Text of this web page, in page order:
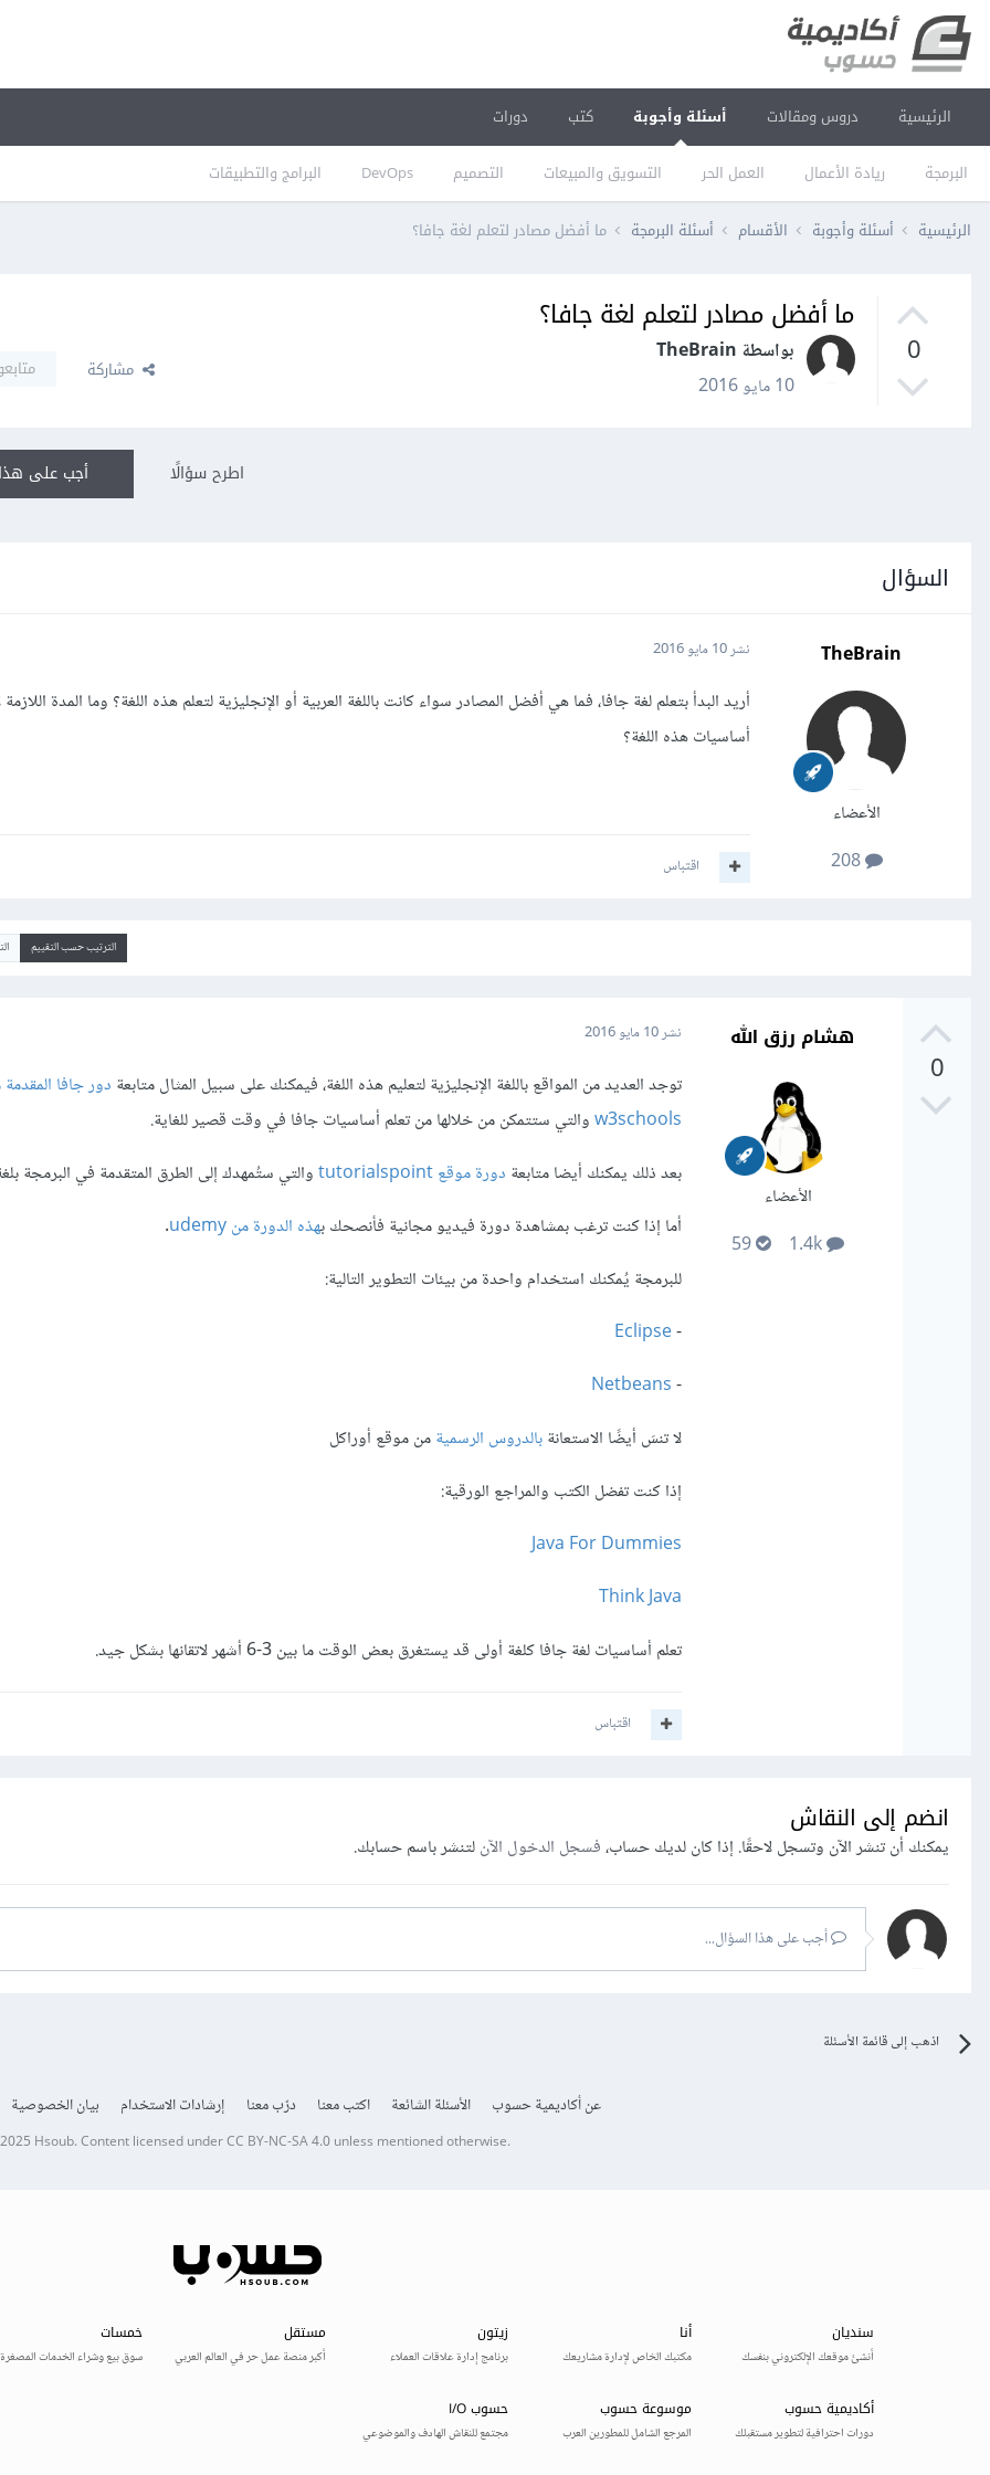
الرئيسية دروس ومقالات أسئلة وأجوبة
البرمجة ريادة الأعمال العمل الحر التسويق والمبيعات التصميم DevOps البرامج والتطبيقات
كتب دورات
الرئيسية أسئلة وأجوبة الأقسام أسئلة البرمجة ما أفضل مصادر لتعلم لغة جافا؟
0
ما أفضل مصادر لتعلم لغة جافا؟
بواسطة TheBrain
10 مايو 2016
مشاركة
أجب على اطرح سؤالًا
السؤال
TheBrain
الأعضاء
208
نشر10 مايو 2016
أريد البدأ بتعلم لغة جافا، فما هي أفضل المصادر سواء كانت باللغة العربية أو الإنجليزية لتعلم هذه اللغة؟ وما المدة
أساسيات هذه اللغة؟
اقتباس
الترتيب حسب التقييم
0
هشام رزق الله
الأعضاء
نشر10 مايو 2016
توجد العديد من المواقع باللغة الإنجليزية لتعليم هذه اللغة، فيمكنك على سبيل المثال متابعة دور جافا
w3schoolsوالتي ستتمكن من خلالها من تعلم أساسيات جافا في وقت قصير للغاية.
بعد ذلك يمكنك أيضا متابعة دورة موقع tutorialspoint
والتي ستُمهدك إلى الطرق المتقدمة في البرمجة
أما إذا كنت ترغب بمشاهدة دورة فيديو مجانية فأنصحك بهذه الدورة من udemy
.
للبرمجة يُمكنك استخدام واحدة من بيئات التطوير التالية:
-
Eclipse
-
Netbeans
لا تنسَ أيضًا الاستعانةبالدروس الرسميةمن موقع أوراكل
إذا كنت تفضل الكتب والمراجع الورقية:
Java For Dummies
Think Java
تعلم أساسيات لغة جافا كلغة أولى قد يستغرق بعض الوقت ما بين 3-6 أشهر لاتقانها بشكل جيد.
اقتباس
انضم إلى النقاش
يمكنك أن تنشر الآن وتسجل لاحقًا. إذا كان لديك حساب،فسجل الدخول الآنلتنشر باسم حسابك.
أجب على هذا السؤال...
اذهب إلى قائمة الأسئلة
عن أكاديمية حسوب الأسئلة الشائعة اكتب معنا درّب معنا إرشادات الاستخدام بيان الخصوصية
Hsoub.Content licensed underCC BY-NC-SA 4.0unless mentioned otherwise.